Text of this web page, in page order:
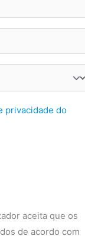
privacidade do
aceita que os
de acordo com